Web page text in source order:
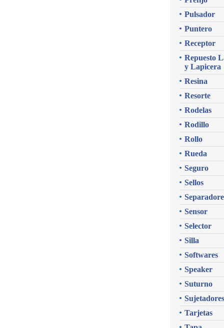
Pulsador
Puntero
Receptor
Repuesto
y Lapicera
Resina
Resorte
Rodelas
Rodillo
Rollo
Rueda
Seguro
Sellos
Sensor
Selector
Silla
Softwares
Speaker
Suturno
Sujetadores
Tarjetas